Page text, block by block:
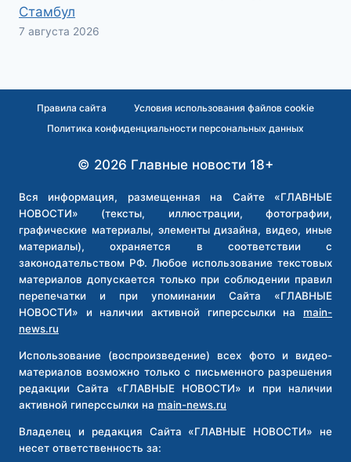
Стамбул
7 августа 2026
Правила сайта
Условия использования файлов cookie
Политика конфиденциальности персональных данных
© 2026 Главные новости 18+
Вся информация, размещенная на Сайте «ГЛАВНЫЕ
НОВОСТИ» (тексты, иллюстрации, фотографии,
графические материалы, элементы дизайна, видео, иные
материалы), охраняется в соответствии с
законодательством РФ. Любое использование текстовых
материалов допускается только при соблюдении правил
перепечатки и при упоминании Сайта «ГЛАВНЫЕ
НОВОСТИ» и наличии активной гиперссылки на main-
news.ru
Использование (воспроизведение) всех фото и видео-
материалов возможно только с письменного разрешения
редакции Сайта «ГЛАВНЫЕ НОВОСТИ» и при наличии
активной гиперссылки на main-news.ru
Владелец и редакция Сайта «ГЛАВНЫЕ НОВОСТИ» не
несет ответственность за: